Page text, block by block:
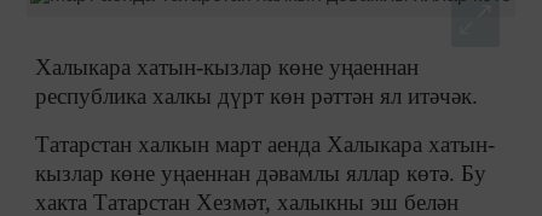
Халыкара хатын-кызлар көне уңаеннан
республика халкы дүрт көн рәттән ял итәчәк.
Татарстан халкын март аенда Халыкара хатын-
кызлар көне уңаеннан дәвамлы яллар көтә. Бу
хакта Татарстан Хезмәт, халыкны эш белән